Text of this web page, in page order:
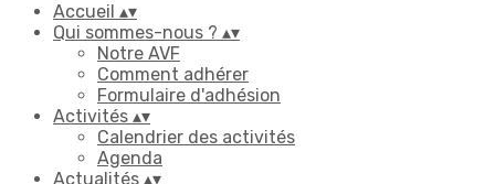
Accueil ▴▾
Qui sommes-nous ? ▴▾
Notre AVF
Comment adhérer
Formulaire d'adhésion
Activités ▴▾
Calendrier des activités
Agenda
Actualités ▴▾